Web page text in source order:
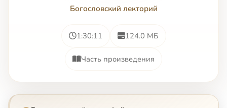
Богословский лекторий
1:30:11 124.0 МБ
Часть произведения